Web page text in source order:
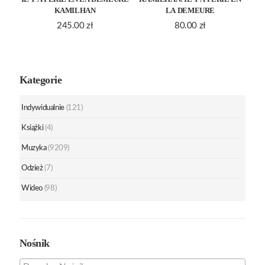
KAMILHAN
245.00 zł
LA DEMEURE
80.00 zł
Kategorie
Indywidualnie (121)
Książki (4)
Muzyka (9209)
Odzież (7)
Wideo (98)
Nośnik